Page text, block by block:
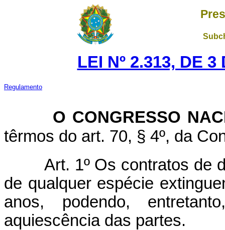
LEI Nº 2.313, DE
Regulamento
O CONGRESSO
têrmos do art. 70, § 4º, da
Art. 1º Os contratos de
de qualquer espécie
anos, podendo,
aquiescência das partes.